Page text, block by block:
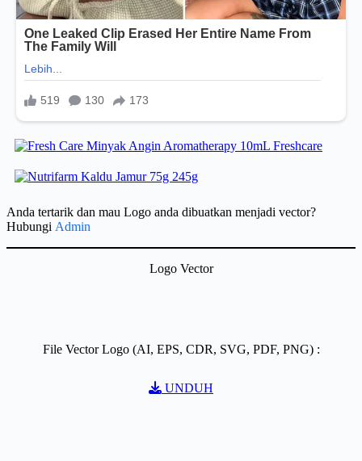
Anda tertarik dan mau Logo anda dibuatkan menjadi vector?
Hubungi Admin
Logo Vector
File Vector Logo (AI, EPS, CDR, SVG, PDF, PNG) :
UNDUH